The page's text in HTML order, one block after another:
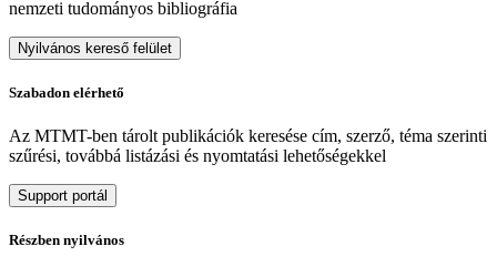
nemzeti tudományos bibliográfia
Nyilvános kereső felület
Szabadon elérhető
Az MTMT-ben tárolt publikációk keresése cím, szerző, téma szerinti
szűrési, továbbá listázási és nyomtatási lehetőségekkel
Support portál
Részben nyilvános